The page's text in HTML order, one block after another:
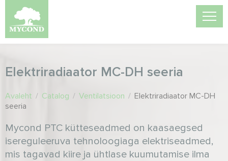
Elektriradiaator MC-DH seeria
Avaleht / Catalog / Ventilatsioon / Elektriradiaator MC-DH
seeria
Mycond PTC kütteseadmed on kaasaegsed
isereguleeruva tehnoloogiaga elektriseadmed,
mis tagavad kiire ja ühtlase kuumutamise ilma